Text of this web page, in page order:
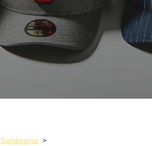
Sombreros